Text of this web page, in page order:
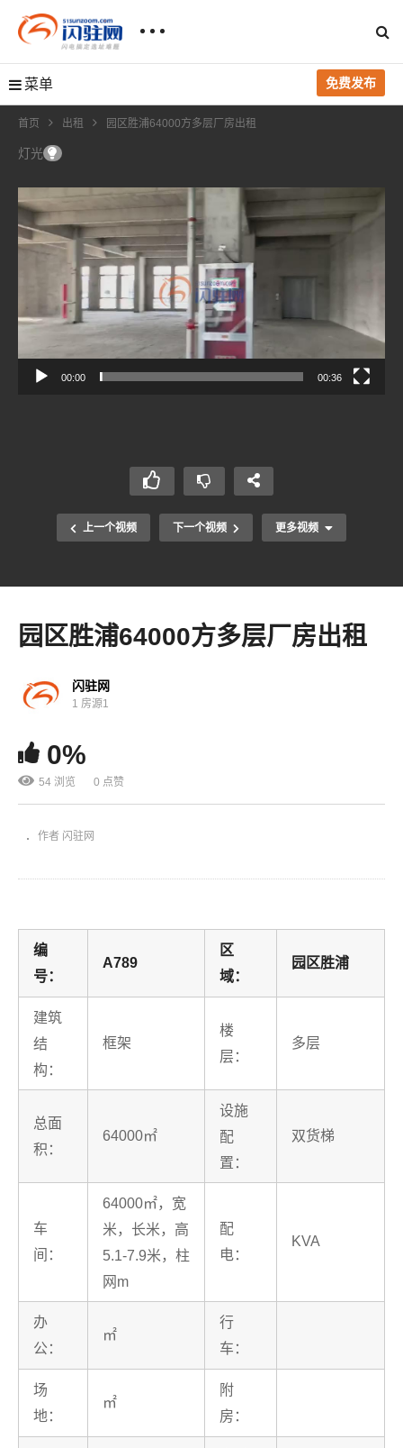
菜单 免费发布
首页 出租 园区胜浦64000方多层厂房出租
灯光
频
播
00:00 00:36
上一个视频 下一个视频 更多视频
园区胜浦64000方多层厂房出租
闪驻网
1 房源1
0%
54 浏览 0 点赞
作者 闪驻网
编
号：
A789
区
域：
园区胜浦
建筑
结
构：
框架
楼
层：
多层
总面
积：
64000㎡
设施
配
置：
双货梯
车
间：
64000㎡，宽
米，长米，高
5.1-7.9米，柱
网m
配
电：
KVA
办
公：
㎡
行
车：
场
地：
㎡
附
房：